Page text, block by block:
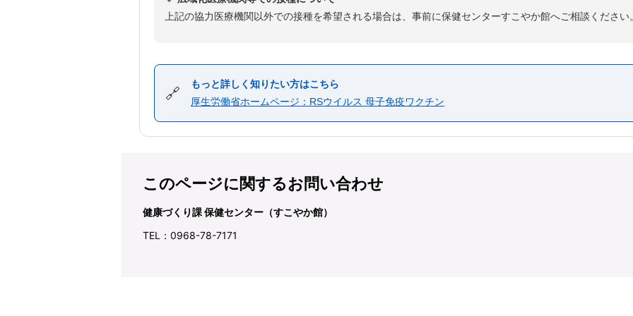
上記の協力医療機関以外での接種を希望される場合は、事前に保健センターすこやか館へご相談ください
🔗
もっと詳しく知りたい方はこちら
厚生労働省ホームページ：RSウイルス 母子免疫ワクチン
このページに関するお問い合わせ
健康づくり課 保健センター（すこやか館）
TEL：0968-78-7171